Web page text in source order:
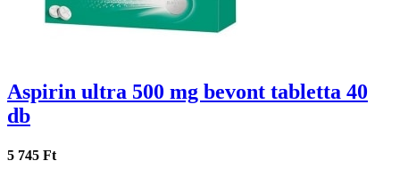
Aspirin ultra 500 mg bevont tabletta 40
db
5 745 Ft